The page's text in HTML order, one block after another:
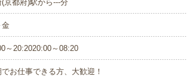
(京都府)駅から---分
金
～20:2020:00～08:20
お仕事できる方、大歓迎！